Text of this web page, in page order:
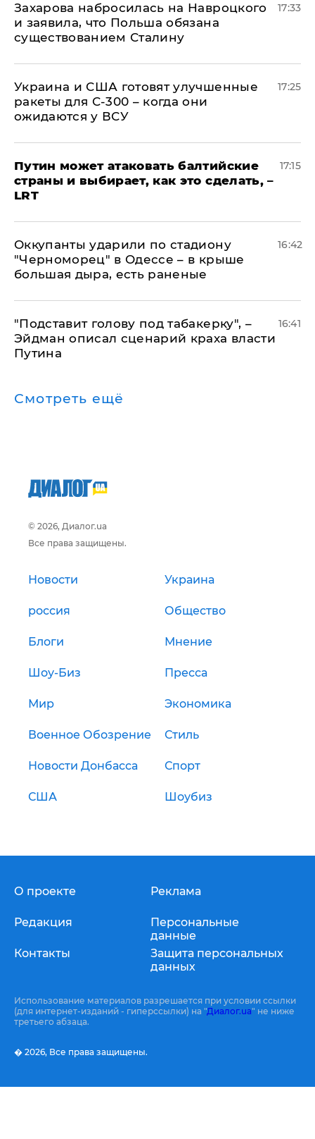
​Захарова набросилась на Навроцкого
и заявила, что Польша обязана
существованием Сталину
17:33
Украина и США готовят улучшенные
ракеты для С-300 – когда они
ожидаются у ВСУ
17:25
Путин может атаковать балтийские
страны и выбирает, как это сделать, –
LRT
17:15
Оккупанты ударили по стадиону
"Черноморец" в Одессе – в крыше
большая дыра, есть раненые
16:42
​"Подставит голову под табакерку", –
Эйдман описал сценарий краха власти
Путина
16:41
Смотреть ещё
© 2026, Диалог.ua
Все права защищены.
Новости Украина
россия Общество
Блоги Мнение
Шоу-Биз Пресса
Мир Экономика
Военное Обозрение Стиль
Новости Донбасса Спорт
США Шоубиз
О проекте
Редакция
Контакты
Реклама
Персональные
данные
Защита персональных
данных
Использование материалов разрешается при условии ссылки
(для интернет-изданий - гиперссылки) на "Диалог.ua" не ниже
третьего абзаца.
� 2026, Все права защищены.